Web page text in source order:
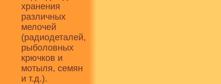
хранения
различных
мелочей
(радиодеталей,
рыболовных
крючков и
мотыля, семян
и т.д.).